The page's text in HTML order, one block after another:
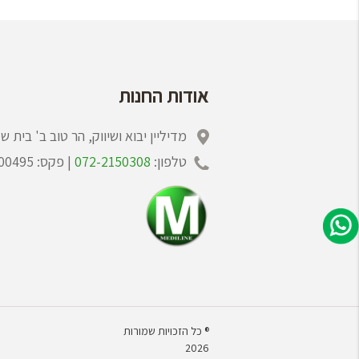
אודות החנות
מדיליין יבוא ושיווק, הר טוב ב' בית
טלפון: 072-2150308 | פקס: 02-6400495
® כל הזכויות שמורות
2026